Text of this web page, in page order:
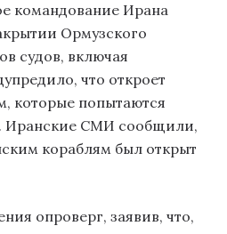
командование Ирана
Ормузского
судов, включая
что откроет
которые попытаются
Иранские СМИ сообщили,
кораблям был открыт
опроверг, заявив, что,